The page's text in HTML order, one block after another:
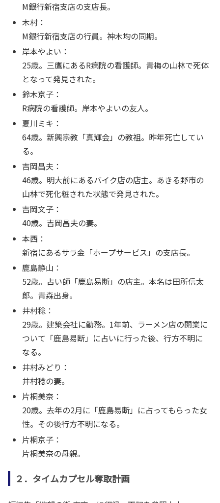
M銀行新宿支店の支店長。
木村：
M銀行新宿支店の行員。神木均の同期。
岸本やよい：
25歳。三鷹にあるR病院の看護師。青梅の山林で死体
となって発見された。
鈴木京子：
R病院の看護師。岸本やよいの友人。
夏川ミキ：
64歳。新興宗教「真輝会」の教祖。昨年死亡してい
る。
吉岡昌夫：
46歳。明大前にあるバイク店の店主。あきる野市の
山林で死化粧された状態で発見された。
吉岡文子：
40歳。吉岡昌夫の妻。
本西：
新宿にあるサラ金「ホープサービス」の支店長。
鹿島静山：
52歳。占い師「鹿島易断」の店主。本名は田所信太
郎。青森出身。
井村稔：
29歳。建築会社に勤務。1年前、ラーメン店の開業に
ついて「鹿島易断」に占いに行った後、行方不明に
なる。
井村みどり：
井村稔の妻。
片桐美奈：
20歳。去年の2月に「鹿島易断」に占ってもらった女
性。その後行方不明になる。
片桐京子：
片桐美奈の母親。
２．タイムカプセル奪取計画